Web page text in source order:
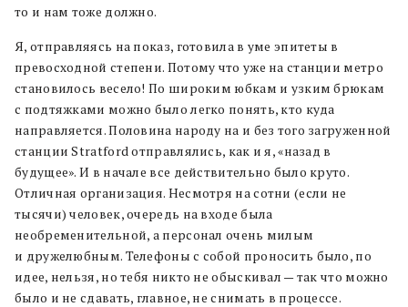
то и нам тоже должно.
Я, отправляясь на показ, готовила в уме эпитеты в
превосходной степени. Потому что уже на станции метро
становилось весело! По широким юбкам и узким брюкам
с подтяжками можно было легко понять, кто куда
направляется. Половина народу на и без того загруженной
станции Stratford отправлялись, как и я, «назад в
будущее». И в начале все действительно было круто.
Отличная организация. Несмотря на сотни (если не
тысячи) человек, очередь на входе была
необременительной, а персонал очень милым
и дружелюбным. Телефоны с собой проносить было, по
идее, нельзя, но тебя никто не обыскивал — так что можно
было и не сдавать, главное, не снимать в процессе.